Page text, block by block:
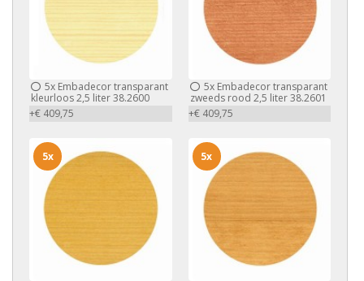
5x Embadecor transparant
kleurloos 2,5 liter 38.2600
+€ 409,75
5xEmbadecor transparant
zweeds rood 2,5 liter 38.2601
+€ 409,75
5x 5x